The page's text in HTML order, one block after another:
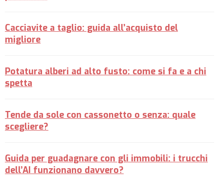
Cacciavite a taglio: guida all’acquisto del
migliore
Potatura alberi ad alto fusto: come si fa e a chi
spetta
Tende da sole con cassonetto o senza: quale
scegliere?
Guida per guadagnare con gli immobili: i trucchi
dell’AI funzionano davvero?